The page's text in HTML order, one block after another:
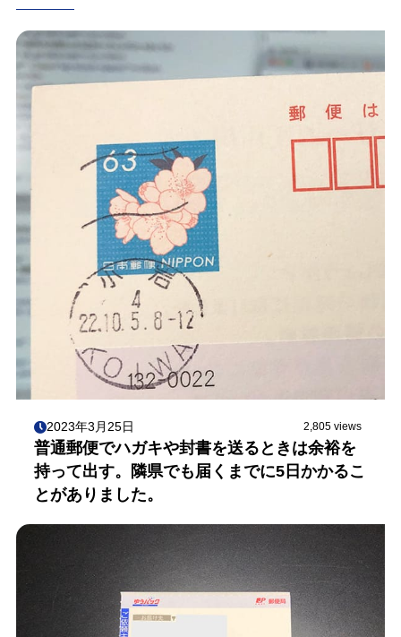
2023年3月25日 2,805 views
普通郵便でハガキや封書を送るときは余裕を
持って出す。隣県でも届くまでに5日かかるこ
とがありました。